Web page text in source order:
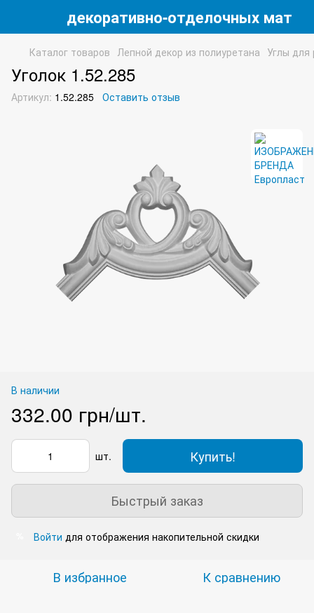
декоративно-отделочных
Каталог товаров Лепной декор из полиуретана Углы для
Уголок 1.52.285
Артикул: 1.52.285 Оставить отзыв
В наличии
332.00 грн/шт.
шт. Купить!
Быстрый заказ
Войти для отображения накопительной скидки
В избранное К сравнению